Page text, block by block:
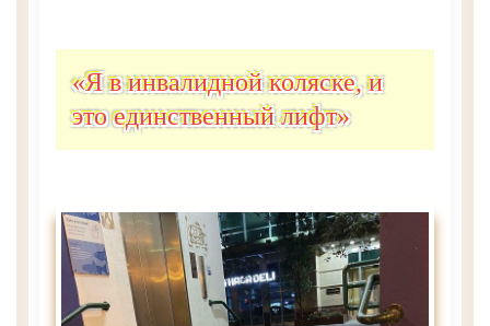
«Я в инвалидной коляске, и
это единственный лифт»